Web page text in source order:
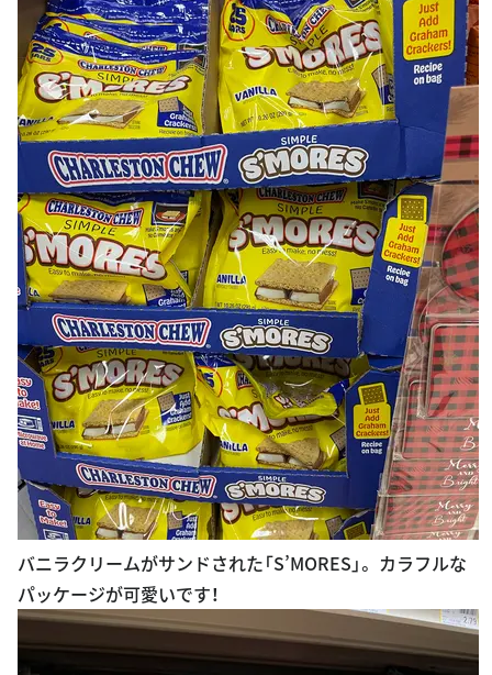
バニラクリームがサンドされた「S’MORES」。 カラフルな
パッケージが可愛いです！